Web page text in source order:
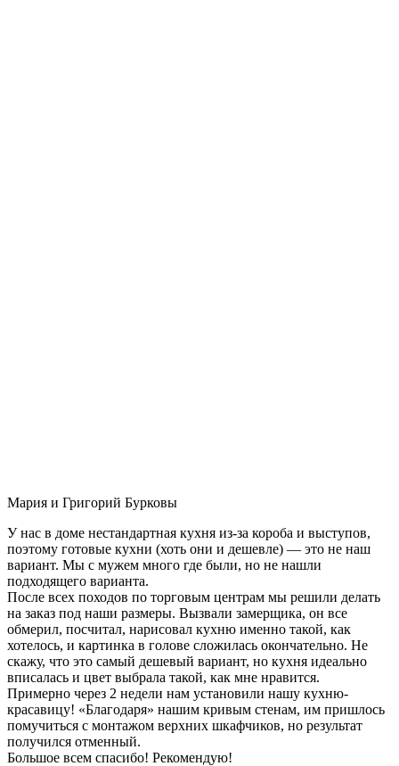
Мария и Григорий Бурковы
У нас в доме нестандартная кухня из-за короба и выступов,
поэтому готовые кухни (хоть они и дешевле) — это не наш
вариант. Мы с мужем много где были, но не нашли
подходящего варианта.
После всех походов по торговым центрам мы решили делать
на заказ под наши размеры. Вызвали замерщика, он все
обмерил, посчитал, нарисовал кухню именно такой, как
хотелось, и картинка в голове сложилась окончательно. Не
скажу, что это самый дешевый вариант, но кухня идеально
вписалась и цвет выбрала такой, как мне нравится.
Примерно через 2 недели нам установили нашу кухню-
красавицу! «Благодаря» нашим кривым стенам, им пришлось
помучиться с монтажом верхних шкафчиков, но результат
получился отменный.
Большое всем спасибо! Рекомендую!